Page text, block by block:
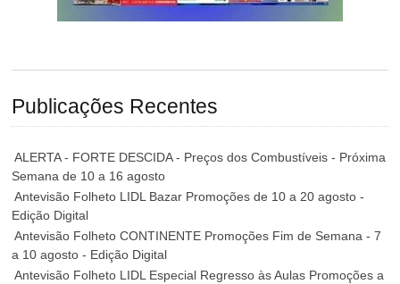
Publicações Recentes
ALERTA - FORTE DESCIDA - Preços dos Combustíveis - Próxima
Semana de 10 a 16 agosto
Antevisão Folheto LIDL Bazar Promoções de 10 a 20 agosto -
Edição Digital
Antevisão Folheto CONTINENTE Promoções Fim de Semana - 7
a 10 agosto - Edição Digital
Antevisão Folheto LIDL Especial Regresso às Aulas Promoções a